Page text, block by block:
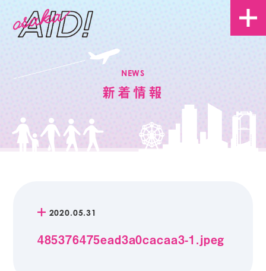
NEWS
新着情報
2020.05.31
485376475ead3a0cacaa3-1.jpeg